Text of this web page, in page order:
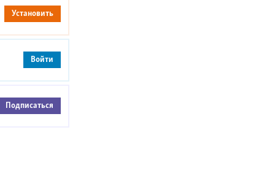
Установить
Войти
Подписаться